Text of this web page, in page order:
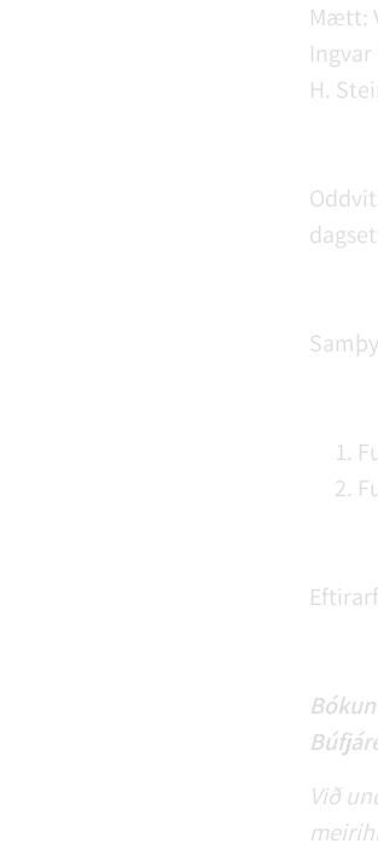
Mætt:
H.
Við